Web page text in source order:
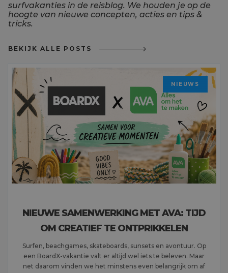
surfvakanties in de reisblog. We houden je op de
hoogte van nieuwe concepten, acties en tips &
tricks.
BEKIJK ALLE POSTS
NIEUWS
NIEUWE SAMENWERKING MET AVA: TIJD
OM CREATIEF TE ONTPRIKKELEN
Surfen, beachgames, skateboards, sunsets en avontuur. Op
een BoardX-vakantie valt er altijd wel iets te beleven. Maar
net daarom vinden we het minstens even belangrijk om af